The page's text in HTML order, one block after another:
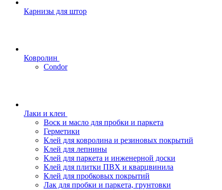
Карнизы для штор
Ковролин
Condor
Лаки и клеи
Воск и масло для пробки и паркета
Герметики
Клей для ковролина и резиновых покрытий
Клей для лепнины
Клей для паркета и инженерной доски
Клей для плитки ПВХ и кварцвинила
Клей для пробковых покрытий
Лак для пробки и паркета, грунтовки